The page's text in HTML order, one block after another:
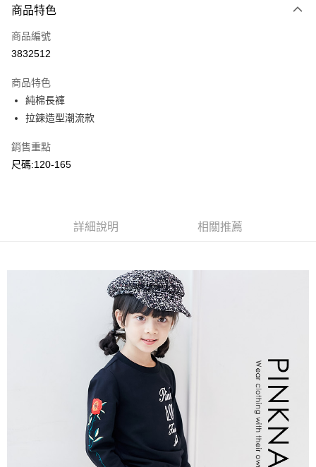
信用卡一次付款
超商取貨付款
Apple Pay
Google Pay
ATM付款
每筆NT$80，滿NT$2,000(含以上)免運費
每筆NT$80，滿NT$2,000(含以上)免運費
每筆NT$80，滿NT$2,000(含以上)免運費
每筆NT$80，滿NT$2,000(含以上)免運費
每筆NT$80，滿NT$2,000(含以上)免運費
商品特色
商品編號
3832512
商品特色
純棉長褲
拉鍊造型潮流款
銷售重點
尺碼:120-165
詳細說明 相關推薦